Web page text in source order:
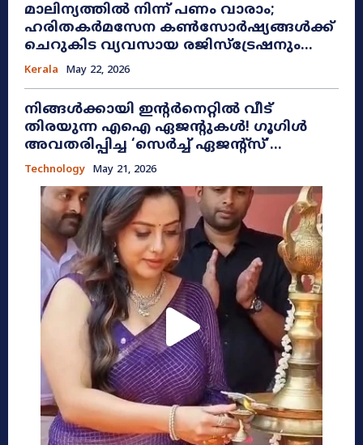
മാലിന്യത്തിൽ നിന്ന് പണം വാരാം;
ഹരിതകർമസേന കൺസോർഷ്യങ്ങൾക്ക്
ചെറുകിട വ്യവസായ രജിസ്ട്രേഷനും...
Kerala May 22, 2026
നിങ്ങൾക്കായി ഇന്റർനെറ്റിൽ വീട്
തിരയുന്ന എഐ ഏജന്റുകൾ! ഗൂഗിൾ
അവതരിപ്പിച്ച ‘സെർച്ച് ഏജന്റ്സ്’...
Technology May 21, 2026